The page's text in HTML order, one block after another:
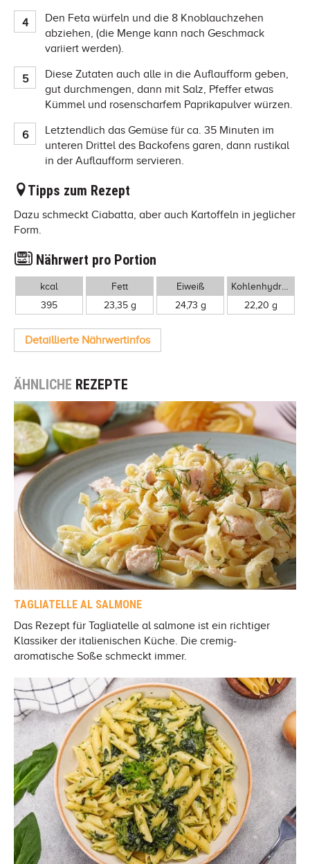
Den Feta würfeln und die 8 Knoblauchzehen
abziehen, (die Menge kann nach Geschmack
variiert werden).
Diese Zutaten auch alle in die Auflaufform geben,
gut durchmengen, dann mit Salz, Pfeffer etwas
Kümmel und rosenscharfem Paprikapulver würzen.
Letztendlich das Gemüse für ca. 35 Minuten im
unteren Drittel des Backofens garen, dann rustikal
in der Auflaufform servieren.
Tipps zum Rezept
Dazu schmeckt Ciabatta, aber auch Kartoffeln in jeglicher
Form.
Nährwert pro Portion
kcal
395
Fett
23,35 g
Eiweiß
24,73 g
Kohlenhydrate
22,20 g
Detaillierte Nährwertinfos
ÄHNLICHE REZEPTE
TAGLIATELLE AL SALMONE
Das Rezept für Tagliatelle al salmone ist ein richtiger
Klassiker der italienischen Küche. Die cremig-
aromatische Soße schmeckt immer.